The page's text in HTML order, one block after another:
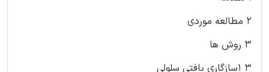
۲ مطالعه موردی
۳ روش ها
۳ ۱سازگاری بافتی سلولی